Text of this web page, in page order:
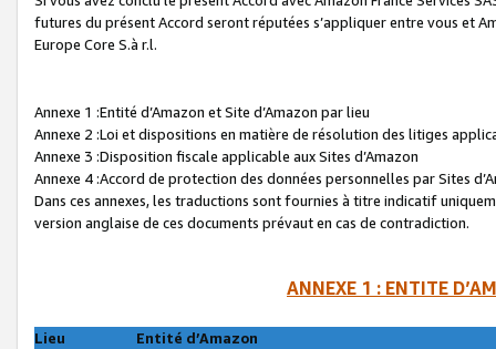
futures du présent Accord seront réputées s’appliquer entre vous et
Europe Core S.à r.l.
Annexe 1 :Entité d’Amazon et Site d’Amazon par lieu
Annexe 2 :Loi et dispositions en matière de résolution des litiges
Annexe 3 :Disposition fiscale applicable aux Sites d’Amazon
Annexe 4 :Accord de protection des données personnelles par Sites
Dans ces annexes, les traductions sont fournies à titre indicatif
version anglaise de ces documents prévaut en cas de contradiction.
ANNEXE 1 : ENTITE
Lieu
Entité d’Amazon